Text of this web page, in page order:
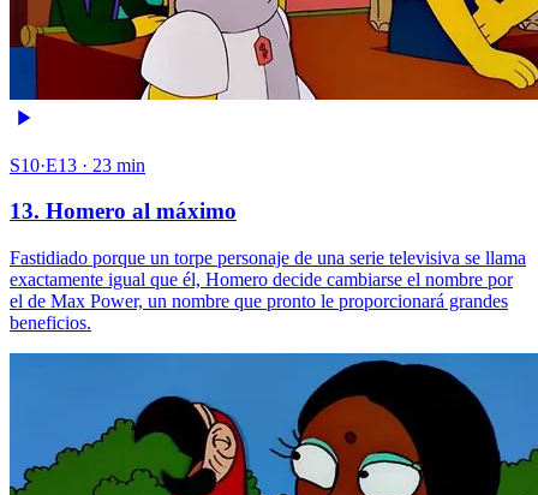
S10·E13 · 23 min
13. Homero al máximo
Fastidiado porque un torpe personaje de una serie televisiva se llama
exactamente igual que él, Homero decide cambiarse el nombre por
el de Max Power, un nombre que pronto le proporcionará grandes
beneficios.